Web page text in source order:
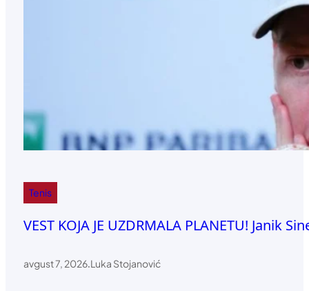
Tenis
VEST KOJA JE UZDRMALA PLANETU! Janik
avgust 7, 2026.Luka Stojanović